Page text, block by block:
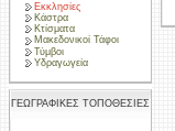
Εκκλησίες
Κάστρα
Κτίσματα
Μακεδονικοί Τάφοι
Τύμβοι
Υδραγωγεία
ΓΕΩΓΡΑΦΙΚΕΣ ΤΟΠΟΘΕΣΙΕΣ